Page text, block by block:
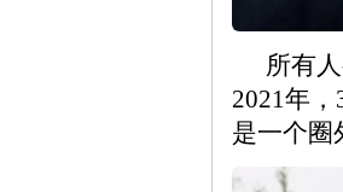
所有
2021年
是一个圈